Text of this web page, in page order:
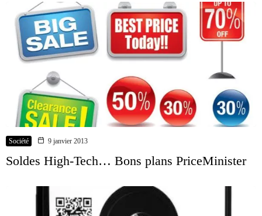
Société 9 janvier 2013
Soldes High-Tech… Bons plans PriceMinister